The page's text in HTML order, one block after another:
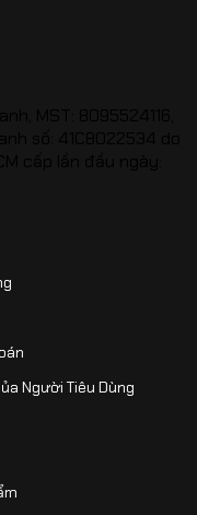
Người Tiêu Dùng